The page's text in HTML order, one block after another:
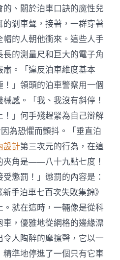
、關於泊車口訣的魔性兒
剎車聲，接著，一群穿著
的人朝他衝來。這些人手
的測量尺和巨大的電子角
。「違反泊車維度基本
」領頭的泊車警察用一個
感。「我、我沒有斜停！
」何手殘趕緊為自己辯解
因為恐懼而顫抖。「垂直泊
設計第三次元的行為，在這
夾角是——八十九點七度！
懲罰！」懲罰的內容是：
手泊車七百次失敗集錦》
就在這時，一輛像是從科
，優雅地從網格的邊緣漂
人陶醉的摩擦聲，它以一
準地停進了一個只有它車